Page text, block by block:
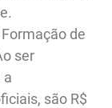
de
ser
a
são R$